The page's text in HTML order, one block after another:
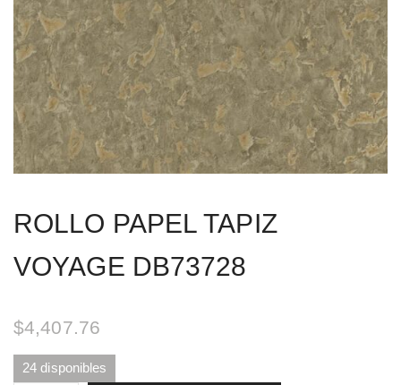
ROLLO PAPEL TAPIZ
VOYAGE DB73728
$4,407.76
24 disponibles